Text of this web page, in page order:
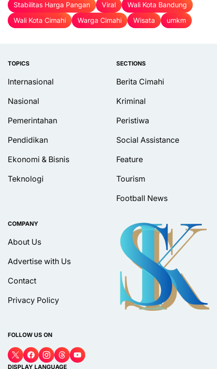
Stabilitas Harga Pangan
Viral
Wali Kota Bandung
Wali Kota Cimahi
Warga Cimahi Wisata umkm
TOPICS
Internasional
Nasional
Pemerintahan
Pendidikan
Ekonomi & Bisnis
Teknologi
SECTIONS
Berita Cimahi
Kriminal
Peristiwa
Social Assistance
Feature
Tourism
Football News
COMPANY
About Us
Advertise with Us
Contact
Privacy Policy
FOLLOW US ON
DISPLAY LANGUAGE